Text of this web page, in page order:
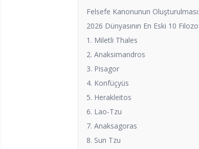
Felsefe Kanonunun
2026 Dünyasının En Eski 10
1. Miletli Thales
2. Anaksimandros
3. Pisagor
4. Konfüçyüs
5. Herakleitos
6. Lao-Tzu
7. Anaksagoras
8. Sun Tzu